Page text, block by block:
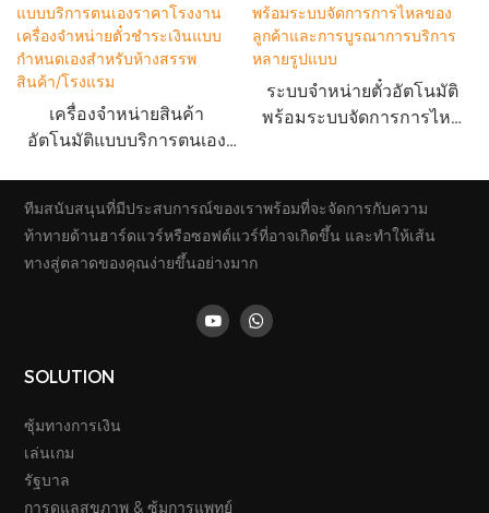
เครื่องจำหน่ายสินค้า
อัตโนมัติแบบบริการตนเอง
สำหรับห้างสรรพสินค้า/
โรงแรม
ระบบจำหน่ายตั๋วอัตโนมัติ
พร้อมระบบจัดการการไหล
ทีมสนับสนุนที่มีประสบการณ์ของเราพร้อมที่จะจัดการกับความ
ท้าทายด้านฮาร์ดแวร์หรือซอฟต์แวร์ที่อาจเกิดขึ้น และทำให้เส้น
ทางสู่ตลาดของคุณง่ายขึ้นอย่างมาก
SOLUTION
ซุ้มทางการเงิน
เล่นเกม
รัฐบาล
การดูแลสุขภาพ & ซุ้มการแพทย์